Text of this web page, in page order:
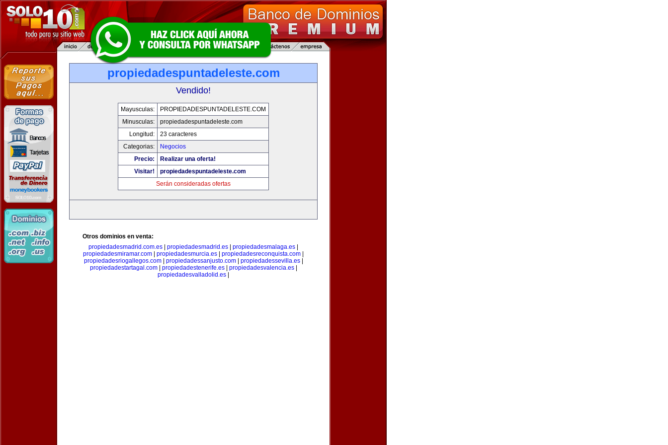
propiedadespuntadeleste.com
Vendido!
Mayusculas:
PROPIEDADESPUNTADELESTE.COM
Minusculas:
propiedadespuntadeleste.com
Longitud:
23 caracteres
Categorias:
Negocios
Precio:
Realizar una oferta!
Visitar!
propiedadespuntadeleste.com
Serán consideradas ofertas
Otros dominios en venta:
propiedadesmadrid.com.es
propiedadesmadrid.es propiedadesmalaga.es
propiedadesmiramar.com
propiedadesmurcia.es propiedadesreconquista.com
propiedadesriogallegos.com| propiedadessanjusto.com| propiedadessevilla.es|
propiedadestartagal.com| propiedadestenerife.es| propiedadesvalencia.es|
propiedadesvalladolid.es